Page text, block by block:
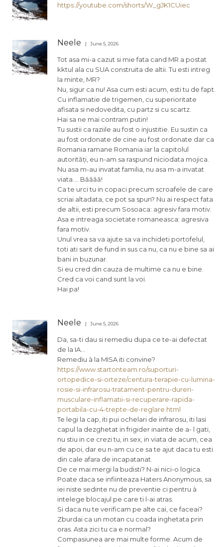
https://youtube.com/shorts/W_gJK1CUiec
Neele June 5, 2026
Tot asa mi-a cazut si mie fata cand MR a postat
kktul ala cu SUA construita de altii. Tu esti intreg
la minte, MR?
Nu, sigur ca nu! Asa cum esti acum, esti tu de fapt.
Cu inflamatie de trigemen, cu superioritate
afisata si nedovedita, cu partz si cu scartz.
Hai sa ne mai contram putin!
Tu sustii ca raziile au fost o injustitie. Eu sustin ca
au fost ordonate de cine au fost ordonate dar ca
Romania ramane Romania iar la capitolul
autorități, eu n-am sa raspund niciodata mojica.
Nu asa m-au invatat familia, nu asa m-a invatat
viata…. Băăăă!
Ca te urci tu in copaci precum scroafele de care
scriai altadata, ce pot sa spun? Nu ai respect fata
de altii, esti precum Sosoaca: agresiv fara motiv.
Asa e intreaga societate romaneasca: agresiva
fara motiv.
Unul vrea sa va ajute sa va inchideti portofelul,
toti ati sarit de fund in sus ca nu, ca nu e bine sa ai
bani in buzunar.
Si eu cred din cauza de multime ca nu e bine.
Cred ca voi cand sunt la voi.
Hai pa!
Neele June 5, 2026
Da, sa-ti dau si remediu dupa ce te-ai defectat
de la IA…
Remediu à la MISA iti convine?
https://www.startonteam.ro/suporturi-
ortopedice-si-orteze/centura-terapie-cu-lumina-
rosie-si-infrarosu-tratament-pentru-dureri-
musculare-inflamatii-si-recuperare-rapida-
portabila-cu-4-trepte-de-reglare.html
Te legi la cap, iti pui ochelari de infrarosu, iti lasi
capul la dezghetat in frigider inainte de a- l gati,
nu stiu in ce crezi tu, in sex, in viata de acum, cea
de apoi, dar eu n-am cu ce sa te ajut daca tu esti
din cale afara de incapatanat.
De ce mai mergi la budisti? N-ai nici-o logica.
Poate daca se infiinteaza Haters Anonymous, sa
iei niste sedinte nu de preventie ci pentru à
intelege blocajul pe care ti l-ai atras.
Si daca nu te verificam pe alte cai, ce faceai?
Zburdai ca un motan cu coada inghetata prin
oras. Asta zici tu ca e normal?
Compasiunea are mai multe forme. Acum de